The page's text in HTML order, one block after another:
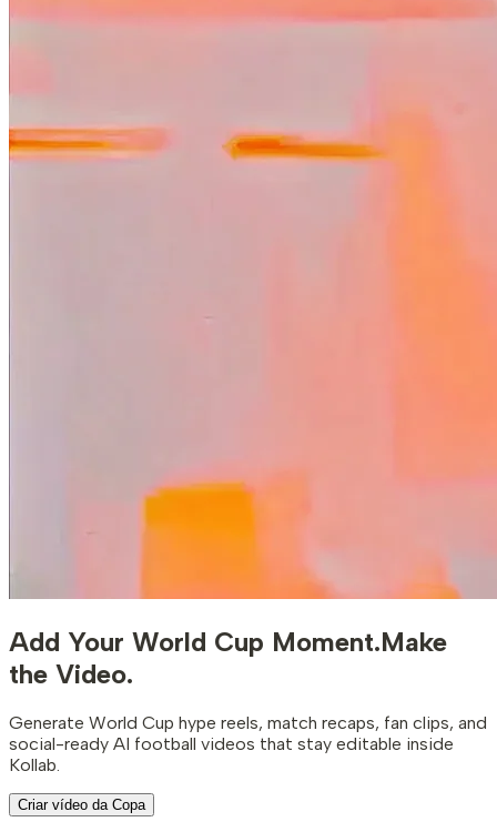
Add Your World Cup Moment.Make
the Video.
Generate World Cup hype reels, match recaps, fan clips, and
social-ready AI football videos that stay editable inside
Kollab.
Criar vídeo da Copa